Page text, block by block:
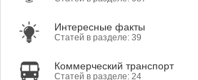
Интересные факты
Статей в разделе: 39
Коммерческий транспорт
Статей в разделе: 24